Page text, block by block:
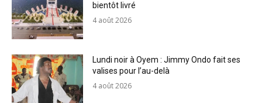
bientôt livré
4 août 2026
Lundi noir à Oyem : Jimmy Ondo fait ses
valises pour l’au-delà
4 août 2026